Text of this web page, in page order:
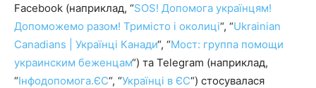
Facebook (наприклад, “SOS! Допомога українцям!
Допоможемо разом! Тримісто і околиці“, “Ukrainian
Canadians | Українці Канади“, “Мост: группа помощи
украинским беженцам“) та Telegram (наприклад,
“Інфодопомога.ЄС“, “Українці в ЄС“) стосувалася